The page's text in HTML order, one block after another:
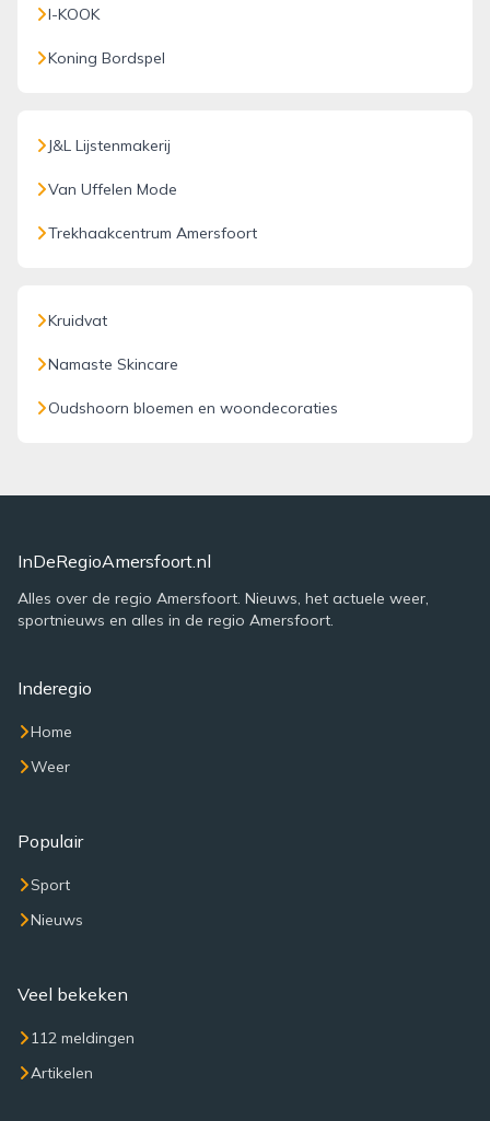
I-KOOK
Koning Bordspel
J&L Lijstenmakerij
Van Uffelen Mode
Trekhaakcentrum Amersfoort
Kruidvat
Namaste Skincare
Oudshoorn bloemen en woondecoraties
InDeRegioAmersfoort.nl
Alles over de regio Amersfoort. Nieuws, het actuele weer,
sportnieuws en alles in de regio Amersfoort.
Inderegio
Home
Weer
Populair
Sport
Nieuws
Veel bekeken
112 meldingen
Artikelen